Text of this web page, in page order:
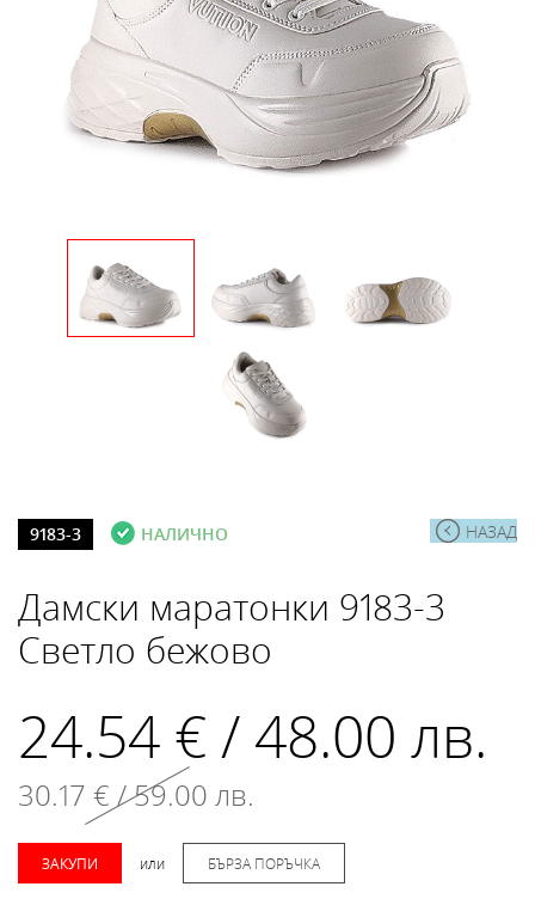
НАЗАД
9183-3 НАЛИЧНО
Дамски маратонки 9183-3
Светло бежово
24.54 € / 48.00 лв.
30.17 € / 59.00 лв.
ЗАКУПИ или БЪРЗА ПОРЪЧКА